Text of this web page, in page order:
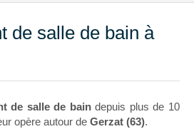
de salle de bain à
de salle de baindepuis plus de 10
opère autour de Gerzat (63).